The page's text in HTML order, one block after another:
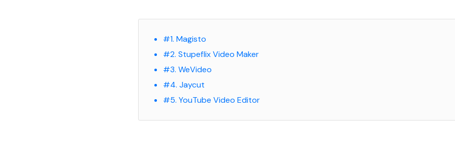
#1. Magisto
#2. Stupeflix Video Maker
#3. WeVideo
#4. Jaycut
#5. YouTube Video Editor